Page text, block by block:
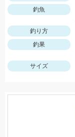
釣魚
釣り方
釣果
サイズ